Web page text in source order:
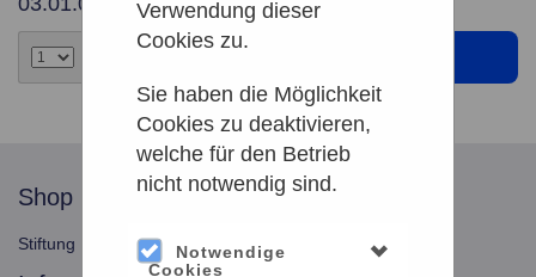
Verwendung dieser
Cookies zu.
Sie haben die Möglichkeit
Cookies zu deaktivieren,
welche für den Betrieb
nicht notwendig sind.
Notwendige
Cookies
shop
Stiftung Planetarium Berlin
service
Konto verwalten